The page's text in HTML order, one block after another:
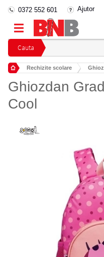
Cauta
0372 552 601 Ajutor
Rechizite scolare
Ghiozdan
Cool